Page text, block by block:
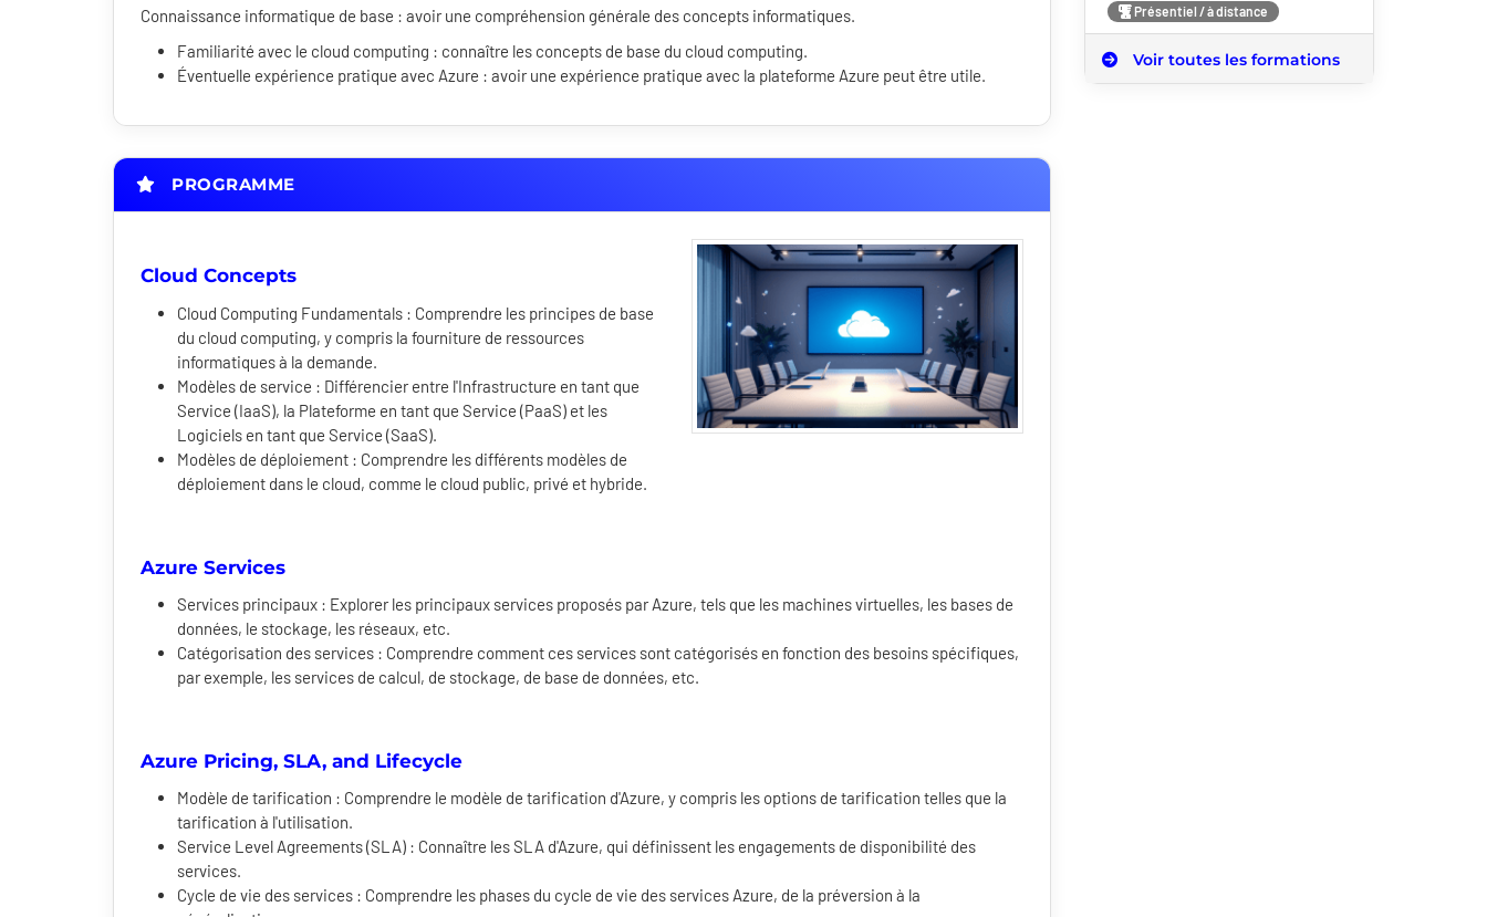
Connaissance informatique de base : avoir une compréhension générale des concepts informatiques.
Familiarité avec le cloud computing : connaître les concepts de base du cloud computing.
Éventuelle expérience pratique avec Azure : avoir une expérience pratique avec la plateforme Azure peut être utile.
PROGRAMME
Cloud Concepts
Cloud Computing Fundamentals : Comprendre les principes de base
du cloud computing, y compris la fourniture de ressources
informatiques à la demande.
Modèles de service : Différencier entre l'Infrastructure en tant que
Service (IaaS), la Plateforme en tant que Service (PaaS) et les
Logiciels en tant que Service (SaaS).
Modèles de déploiement : Comprendre les différents modèles de
déploiement dans le cloud, comme le cloud public, privé et hybride.
Azure Services
Services principaux : Explorer les principaux services proposés par Azure, tels que les machines virtuelles, les bases de
données, le stockage, les réseaux, etc.
Catégorisation des services : Comprendre comment ces services sont catégorisés en fonction des besoins spécifiques,
par exemple, les services de calcul, de stockage, de base de données, etc.
Azure Pricing, SLA, and Lifecycle
Modèle de tarification : Comprendre le modèle de tarification d'Azure, y compris les options de tarification telles que la
tarification à l'utilisation.
Service Level Agreements (SLA) : Connaître les SLA d'Azure, qui définissent les engagements de disponibilité des
services.
Cycle de vie des services : Comprendre les phases du cycle de vie des services Azure, de la préversion à la
Présentiel / à distance
Voir toutes les formations